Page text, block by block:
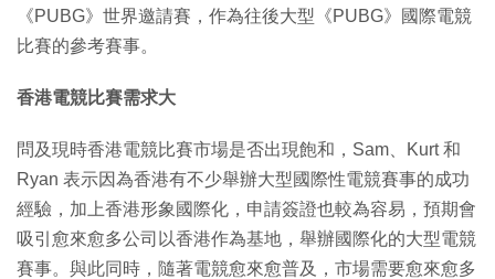
《PUBG》世界邀請賽，作為往後大型《PUBG》國際電競
比賽的參考賽事。
香港電競比賽需求大
問及現時香港電競比賽市場是否出現飽和，Sam、Kurt 和
Ryan 表示因為香港有不少舉辦大型國際性電競賽事的成功
經驗，加上香港形象國際化，申請簽證也較為容易，預期會
吸引愈來愈多公司以香港作為基地，舉辦國際化的大型電競
賽事。與此同時，隨著電競愈來愈普及，市場需要愈來愈多